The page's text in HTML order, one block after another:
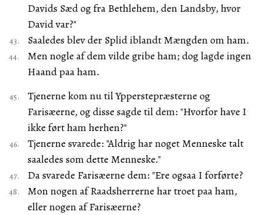
Davids Sæd og fra Bethlehem, den Landsby, hvor
David var?"
Saaledes blev der Splid iblandt Mængden om ham.
Men nogle af dem vilde gribe ham; dog lagde ingen
Haand paa ham.
Tjenerne kom nu til Ypperstepræsterne og
Farisæerne, og disse sagde til dem: "Hvorfor have I
ikke ført ham herhen?"
Tjenerne svarede: "Aldrig har noget Menneske talt
saaledes som dette Menneske."
Da svarede Farisæerne dem: "Ere ogsaa I forførte?
Mon nogen af Raadsherrerne har troet paa ham,
eller nogen af Farisæerne?